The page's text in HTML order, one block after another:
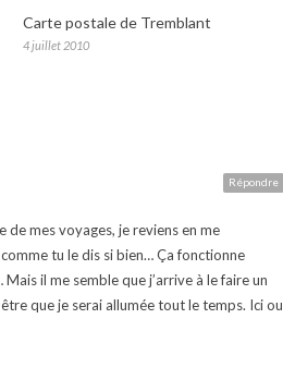
Carte postale de Tremblant
4 juillet 2010
Répondre
de mes voyages, je reviens en me
tu le dis si bien… Ça fonctionne
il me semble que j’arrive à le faire un
que je serai allumée tout le temps. Ici ou